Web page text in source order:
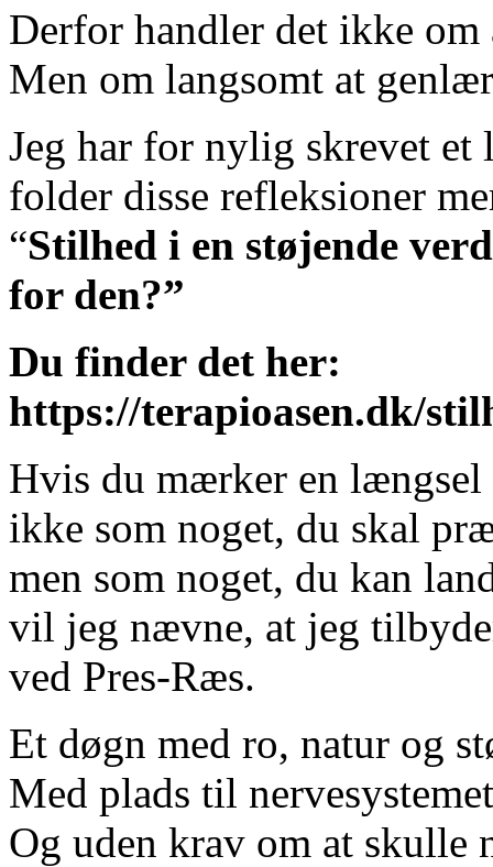
Derfor handler det ikke om
Men om langsomt at
Jeg har for nylig skrevet
folder disse refleksioner
“Stilhed i en støjende
for den?”
Du finder det her:
https://terapioasen.dk/
Hvis du mærker en længsel
ikke som noget, du skal
men som noget, du kan
vil jeg nævne, at jeg
ved Pres-Ræs.
Et døgn med ro, natur og
Med plads til
Og uden krav om at skulle